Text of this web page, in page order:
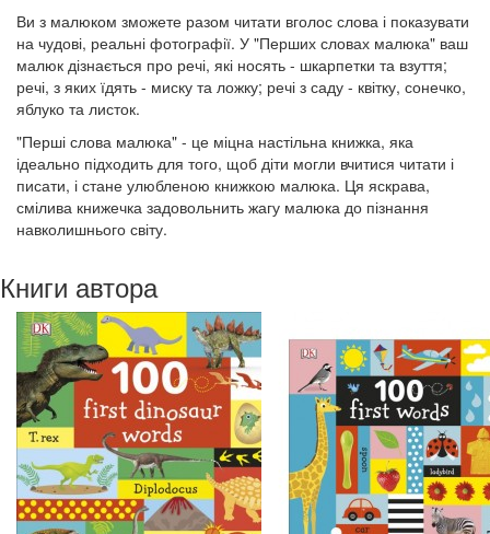
Ви з малюком зможете разом читати вголос слова і показувати
на чудові, реальні фотографії. У "Перших словах малюка" ваш
малюк дізнається про речі, які носять - шкарпетки та взуття;
речі, з яких їдять - миску та ложку; речі з саду - квітку, сонечко,
яблуко та листок.
"Перші слова малюка" - це міцна настільна книжка, яка
ідеально підходить для того, щоб діти могли вчитися читати і
писати, і стане улюбленою книжкою малюка. Ця яскрава,
смілива книжечка задовольнить жагу малюка до пізнання
навколишнього світу.
Книги автора